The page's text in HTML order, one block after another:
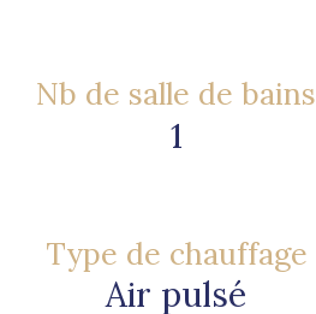
Nb de salle de bains
1
Type de chauffage
Air pulsé